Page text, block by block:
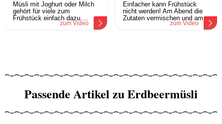
Müsli mit Joghurt oder Milch
gehört für viele zum
Frühstück einfach dazu....
zum Video
Einfacher kann Frühstück
nicht werden! Am Abend die
Zutaten vermischen und am...
zum Video
Passende Artikel zu Erdbeermüsli